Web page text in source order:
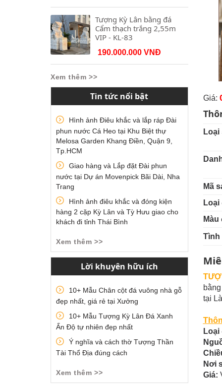
Tượng Kỳ Lân bằng đá
Cẩm thạch trắng 2,55m
VIP - KL-83
190.000.000 VNĐ
Xem thêm >>
Tin tức nổi bật
Hình ảnh Điêu khắc và lắp ráp Đài
phun nước Cá Heo tại Khu Biệt thự
Melosa Garden Khang Điền, Quận 9,
Tp.HCM
Giao hàng và Lắp đặt Đài phun
nước tại Dự án Movenpick Bãi Dài, Nha
Trang
Hình ảnh điêu khắc và đóng kiện
hàng 2 cặp Kỳ Lân và Tỳ Hưu giao cho
khách đi tỉnh Thái Bình
Xem thêm >>
Lời khuyên hữu ích
10+ Mẫu Chân cột đá vuông nhà gỗ
đẹp nhất, giá rẻ tại Xưởng
10+ Mẫu Tượng Kỳ Lân Đá Xanh
Ấn Độ tự nhiên đẹp nhất
Ý nghĩa và cách thờ Tượng Thần
Tài Thổ Địa đúng cách
Xem thêm >>
Giá:
Loại
Mã
Loại
Màu
Tình
tại
Loại
Chiề
Nơi
Giá: